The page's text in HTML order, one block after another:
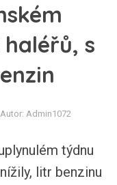
s
Autor: Admin1072
týdnu
litr benzinu